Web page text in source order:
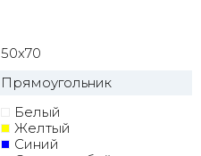
50x70
Прямоугольник
Белый
Желтый
Синий